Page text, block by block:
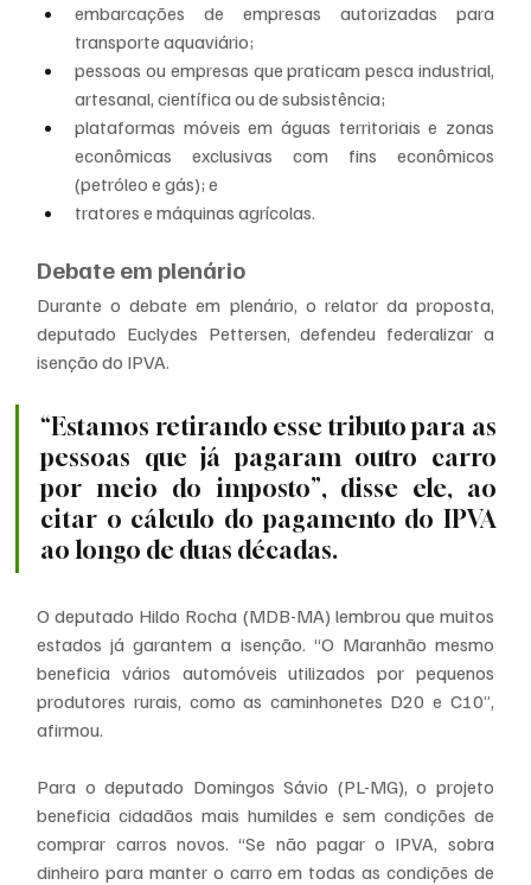
embarcações de empresas autorizadas para
transporte aquaviário;
pessoas ou empresas que praticam pesca industrial,
artesanal, científica ou de subsistência;
plataformas móveis em águas territoriais e zonas
econômicas exclusivas com fins econômicos
(petróleo e gás); e
tratores e máquinas agrícolas.
Debate em plenário
Durante o debate em plenário, o relator da proposta,
deputado Euclydes Pettersen, defendeu federalizar a
isenção do IPVA.
“Estamos retirando esse tributo para as
pessoas que já pagaram outro carro
por meio do imposto”, disse ele, ao
citar o cálculo do pagamento do IPVA
ao longo de duas décadas.
O deputado Hildo Rocha (MDB-MA) lembrou que muitos
estados já garantem a isenção. “O Maranhão mesmo
beneficia vários automóveis utilizados por pequenos
produtores rurais, como as caminhonetes D20 e C10”,
afirmou.
Para o deputado Domingos Sávio (PL-MG), o projeto
beneficia cidadãos mais humildes e sem condições de
comprar carros novos. “Se não pagar o IPVA, sobra
dinheiro para manter o carro em todas as condições de